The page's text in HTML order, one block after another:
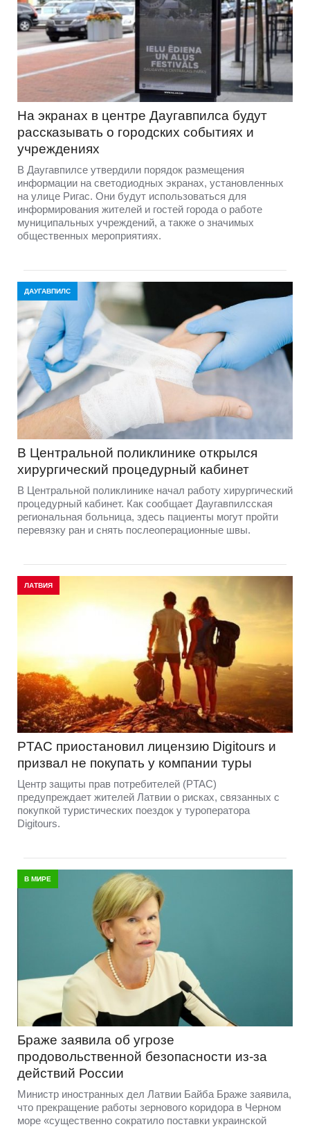
На экранах в центре Даугавпилса будут
рассказывать о городских событиях и
учреждениях
В Даугавпилсе утвердили порядок размещения
информации на светодиодных экранах, установленных
на улице Ригас. Они будут использоваться для
информирования жителей и гостей города о работе
муниципальных учреждений, а также о значимых
общественных мероприятиях.
ДАУГАВПИЛС
В Центральной поликлинике открылся
хирургический процедурный кабинет
В Центральной поликлинике начал работу хирургический
процедурный кабинет. Как сообщает Даугавпилсская
региональная больница, здесь пациенты могут пройти
перевязку ран и снять послеоперационные швы.
ЛАТВИЯ
PTAC приостановил лицензию Digitours и
призвал не покупать у компании туры
Центр защиты прав потребителей (PTAC)
предупреждает жителей Латвии о рисках, связанных с
покупкой туристических поездок у туроператора
Digitours.
В МИРЕ
Браже заявила об угрозе
продовольственной безопасности из-за
действий России
Министр иностранных дел Латвии Байба Браже заявила,
что прекращение работы зернового коридора в Черном
море «существенно сократило поставки украинской